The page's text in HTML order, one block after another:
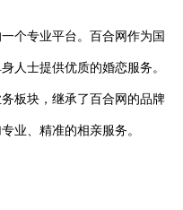
个专业平台。百合网作为国
人士提供优质的婚恋服务。
板块，继承了百合网的品牌
业、精准的相亲服务。